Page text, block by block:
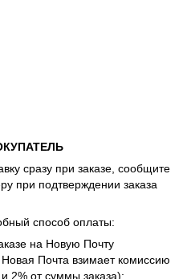
сразу при заказе, сообщите
при подтверждении заказа
способ оплаты:
на Новую Почту
Почта взимает комиссию
2% от суммы заказа);